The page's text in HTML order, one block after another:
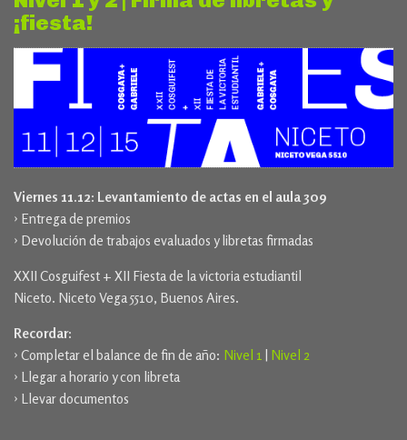
¡fiesta!
Viernes 11.12: Levantamiento de actas en el aula 309
› Entrega de premios
› Devolución de trabajos evaluados y libretas firmadas
XXII Cosguifest + XII Fiesta de la victoria estudiantil
Niceto. Niceto Vega 5510, Buenos Aires.
Recordar:
› Completar el balance de fin de año: Nivel 1 Nivel 2
› Llegar a horario y con libreta
› Llevar documentos